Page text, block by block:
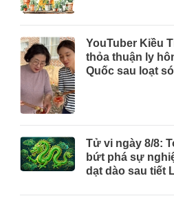
YouTuber Kiều
thỏa thuận ly
Quốc sau loạt
Tử vi ngày 8/8:
bứt phá sự
dạt dào sau tiết